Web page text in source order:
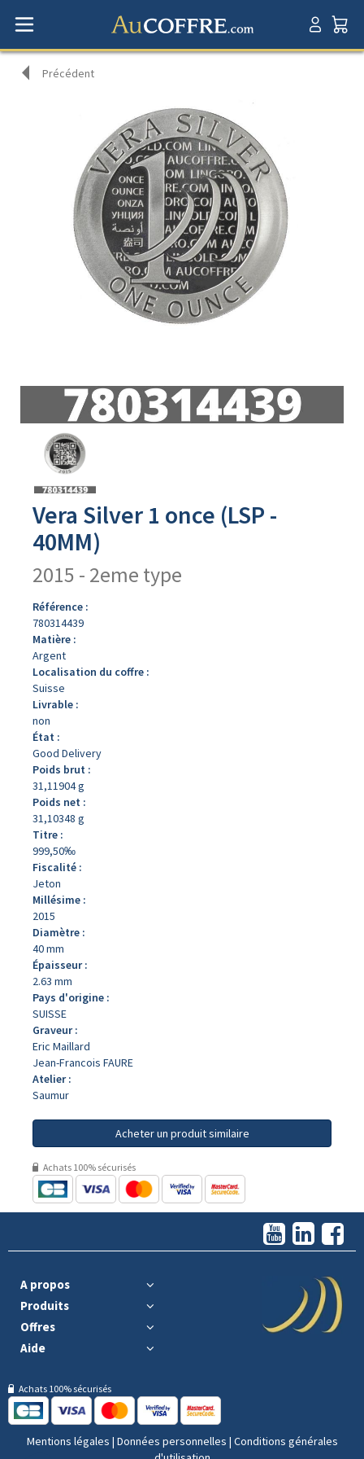
Précédent
produit
Vera Silver 1 once (LSP -
40MM)
2015 - 2eme type
Référence :
780314439
Matière :
Argent
Localisation du coffre :
Suisse
Livrable :
non
État :
Good Delivery
Poids brut :
31,11904 g
Poids net :
31,10348 g
Titre :
999,50‰
Fiscalité :
Jeton
Millésime :
2015
Diamètre :
40 mm
Épaisseur :
2.63 mm
Pays d'origine :
SUISSE
Graveur :
Eric Maillard
Jean-Francois FAURE
Atelier :
Saumur
Acheter un produit similaire
Achats 100% sécurisés
A propos
Produits
Offres
Aide
Achats 100% sécurisés
Mentions légales | Données personnelles | Conditions générales